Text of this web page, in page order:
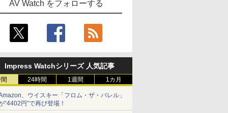
AV Watch をフォローする
Impress Watchシリーズ 人気記事
24時間 1週間 1カ月
、ウイスキー「フロム・ザ・バレル」
“4402円”で再び登場！